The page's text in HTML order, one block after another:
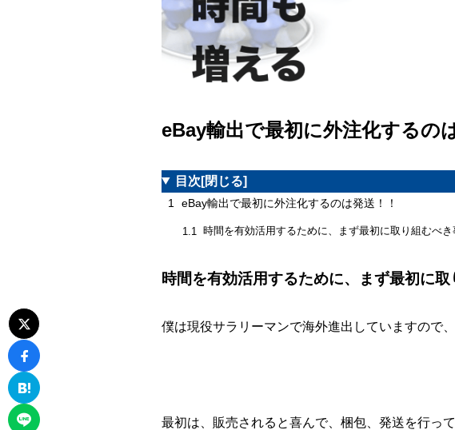
eBay輸出で最初に外注化するの
目次 [閉じる]
1 eBay輸出で最初に外注化するのは発送！！
1.1 時間を有効活用するために、まず最初に取り組むべき
時間を有効活用するために、まず最初に
僕は現役サラリーマンで海外進出していますので
最初は、販売されると喜んで、梱包、発送を行って